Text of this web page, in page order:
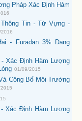
Pháp Xác Định Hàm
Thông Tin - Từ Vựng -
- Furadan 3% Dạng
- Xác Định Hàm Lượng
01/09/2015
Công Bố Môi Trường
Xác Định Hàm Lượng